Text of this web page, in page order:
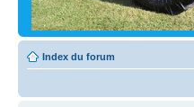
Index du forum